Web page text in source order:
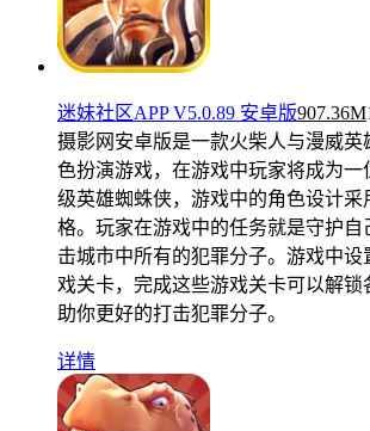
迷妹社区APP V5.0.89 安卓版907.36M
摄影网安卓版是一款火柴人与漫威英
色扮演游戏，在游戏中玩家将成为一
级英雄蜘蛛侠，游戏中的角色设计采
格。玩家在游戏中的任务就是守护自
击城市中所有的犯罪分子。游戏中设
戏关卡，完成这些游戏关卡可以解锁
助你更好的打击犯罪分子。
详情